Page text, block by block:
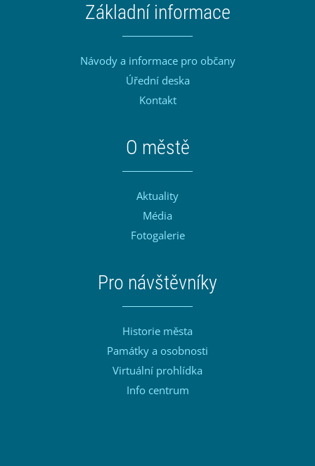
Základní informace
Návody a informace pro občany
Úřední deska
Kontakt
O městě
Aktuality
Média
Fotogalerie
Pro návštěvníky
Historie města
Památky a osobnosti
Virtuální prohlídka
Info centrum